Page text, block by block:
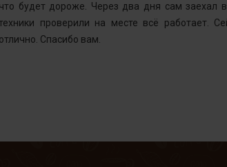
что будет дороже. Через два дня сам заехал
проверили на месте всё работает.
отлично. Спасибо вам.